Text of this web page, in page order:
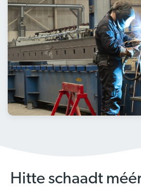
Hitte schaadt